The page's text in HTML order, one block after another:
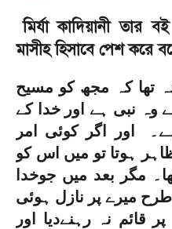
মির্যা কাদিয়ানী তার
মাসীহ হিসাবে পেশ করে
تھا کہ مجھ کو مسیح
وہ نبی ہے اور خدا کے
اور اگر کوئی امر
ہوتا تو میں اس کو
مگر بعد میں جوخدا
میرے پر نازل ہوئی
قا‏ئم نہ رہنےدیا اور